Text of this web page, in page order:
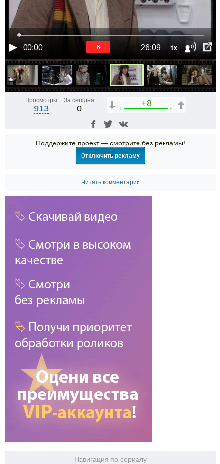
00:00 26:09 1x
6
Просмотры
913
За сегодня
0
+8
0 8
Поддержите проект — смотрите без рекламы!
Отключить рекламу
Читать комментарии
Навигация по сериалу